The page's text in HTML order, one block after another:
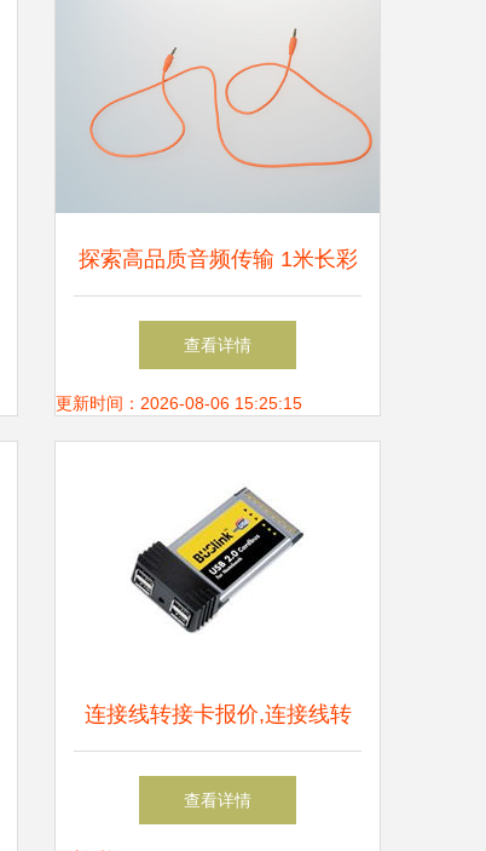
探索高品质音频传输 1米长彩
色3.5mm AUX车载音频线深
度解析
查看详情
更新时间：2026-08-06 15:25:15
连接线转接卡报价,连接线转
接卡推荐,连接线转接卡哪个
查看详情